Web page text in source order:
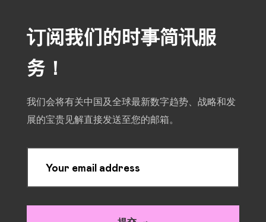
订阅我们的时事简讯服
务！
我们会将有关中国及全球最新数字趋势、战略和发
展的宝贵见解直接发送至您的邮箱。
Your email address